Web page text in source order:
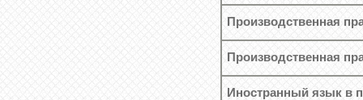
Производственная
Производственная
Иностранный язык в